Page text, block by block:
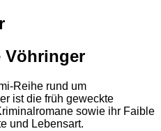
Vöhringer
Reihe rund um
ist die früh geweckte
sowie ihr Faible
und Lebensart.